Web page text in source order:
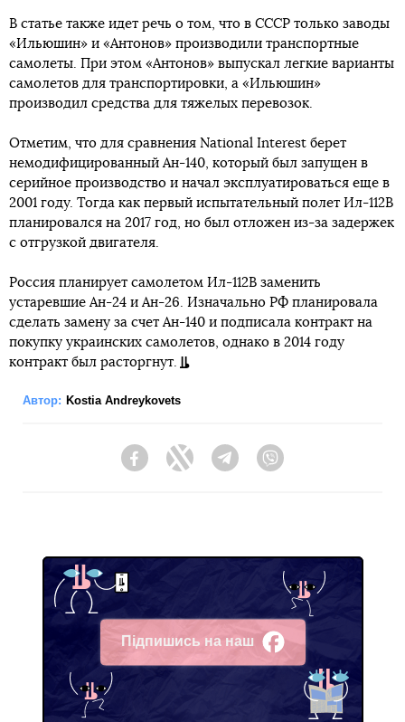
В статье также идет речь о том, что в СССР только заводы
«Ильюшин» и «Антонов» производили транспортные
самолеты. При этом «Антонов» выпускал легкие варианты
самолетов для транспортировки, а «Ильюшин»
производил средства для тяжелых перевозок.
Отметим, что для сравнения National Interest берет
немодифицированный Ан-140, который был запущен в
серийное производство и начал эксплуатироваться еще в
2001 году. Тогда как первый испытательный полет Ил-112В
планировался на 2017 год, но был отложен из-за задержек
с отгрузкой двигателя.
Россия планирует самолетом Ил-112В заменить
устаревшие Ан-24 и Ан-26. Изначально РФ планировала
сделать замену за счет Ан-140 и подписала контракт на
покупку украинских самолетов, однако в 2014 году
контракт был расторгнут.
Автор: Kostia Andreykovets
FacebookTwitter Telegram
Підпишись на наш
Facebook